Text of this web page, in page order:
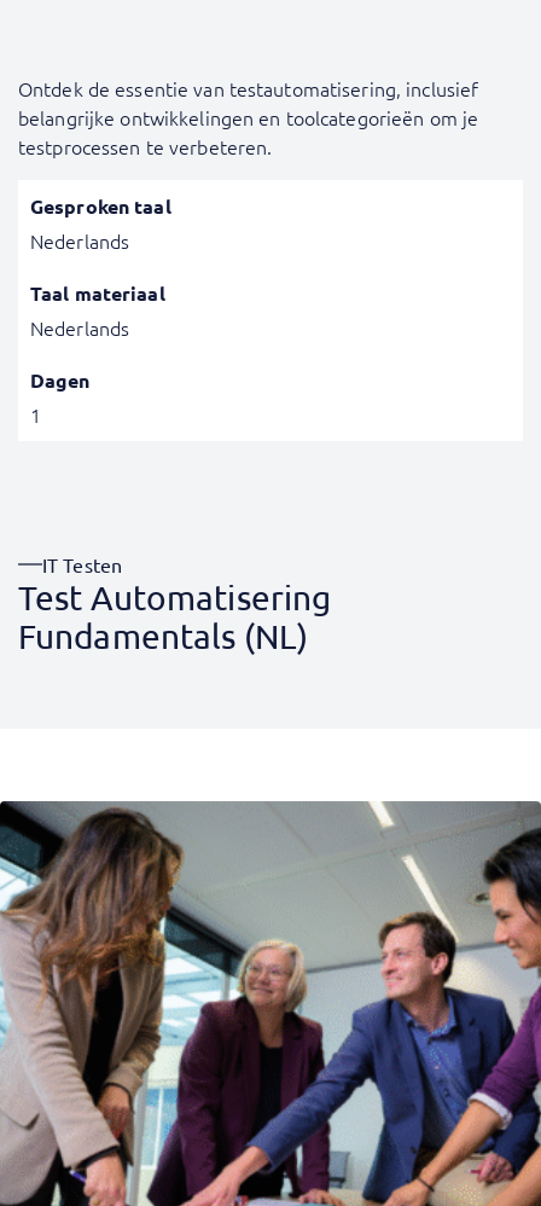
Ontdek de essentie van testautomatisering, inclusief
belangrijke ontwikkelingen en toolcategorieën om je
testprocessen te verbeteren.
Gesproken taal
Nederlands
Taal materiaal
Nederlands
Dagen
1
IT Testen
Test Automatisering
Fundamentals (NL)